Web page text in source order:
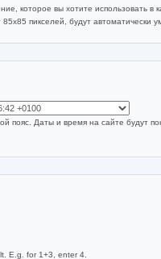
которое вы хотите использовать в
пикселей, будут автоматически
пояс. Даты и время на сайте будут
E.g. for 1+3, enter 4.